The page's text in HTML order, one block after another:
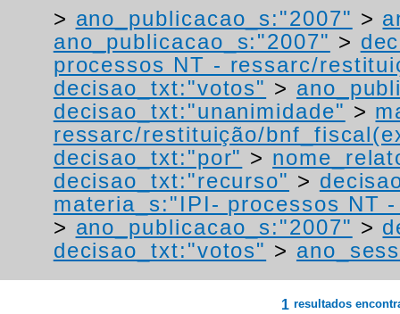
> ano_publicacao_s:"2007" >
ano_publicacao_s:"2007" >
processos NT - ressarc/
decisao_txt:"votos" >
decisao_txt:"unanimidade" >
ressarc/restituição/
decisao_txt:"por" >
decisao_txt:"recurso" >
materia_s:"IPI- processos NT
> ano_publicacao_s:"2007" >
decisao_txt:"votos" >
1 resultados